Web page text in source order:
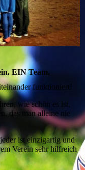
EIN Team.
funktioniert!
wie schön es ist,
das man alleine nie
ist einzigartig und
Verein sehr hilfreich